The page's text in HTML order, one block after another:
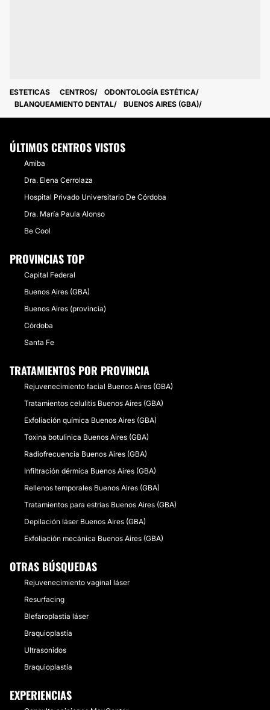
ESTETICAS CENTROS
ODONTOLOGÍA ESTÉTICA
BLANQUEAMIENTO DENTAL
BUENOS AIRES (GBA)
ÚLTIMOS CENTROS VISTOS
Amiba
Dra. Elena Cerrolaza
Hospital Privado Universitario De Córdoba
Dra. María Paula Alonso
Be Cool
PROVINCIAS TOP
Capital Federal
Buenos Aires (GBA)
Buenos Aires (provincia)
Córdoba
Santa Fe
TRATAMIENTOS POR PROVINCIA
Rejuvenecimiento facial Buenos Aires (GBA)
Tratamientos celulitis Buenos Aires (GBA)
Exfoliación química Buenos Aires (GBA)
Toxina botulinica Buenos Aires (GBA)
Radiofrecuencia Buenos Aires (GBA)
Infiltración dérmica Buenos Aires (GBA)
Rellenos temporales Buenos Aires (GBA)
Tratamientos para estrías Buenos Aires (GBA)
Depilación láser Buenos Aires (GBA)
Exfoliación mecánica Buenos Aires (GBA)
OTRAS BÚSQUEDAS
Rejuvenecimiento vaginal láser
Resurfacing
Blefaroplastia láser
Braquioplastía
Ultrasonidos
Braquioplastía
EXPERIENCIAS